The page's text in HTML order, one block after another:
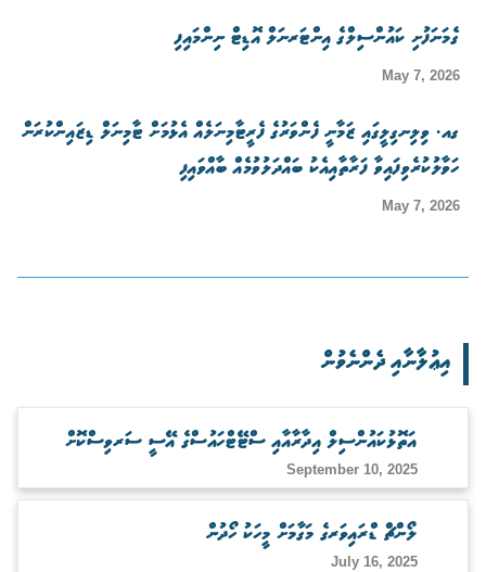
ގެމަނަފުށި ކައުންސިލްގެ އިންޓަރނަލް އޮޑިޓް ނިންމައިފި
May 7, 2026
ގއ. ވިލިނގިލީގައި ޒަމާނީ ފެންވަރުގެ ފެރީޓާމިނަލެއް އެޅުމަށް ޓާމިނަލް ޑިޒައިންކުރަން
ހަވާލުކުރެވިފައިވާ ފަރާތާއިއެކު ބައްދަލުވުމެއް ބާއްވައިފި
May 7, 2026
އިޢުލާނާއި ދެންނެވުން
އަތޮޅުކައުންސިލް އިދާރާއާއި ސްޓޭޓްހައުސްގެ އޭސީ ސަރވިސްކޮށް
ބަލަހައްޓާނެ ފަރާތެއް ހޯދުން
September 10, 2025
ލޯންޗް ޑްރައިވަރގެ މަގާމަށް މީހަކު ހޯދުން
July 16, 2025